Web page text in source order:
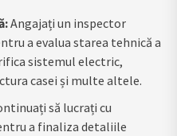
Angajați un inspector
a evalua starea tehnică a
sistemul electric,
casei și multe altele.
să lucrați cu
a finaliza detaliile